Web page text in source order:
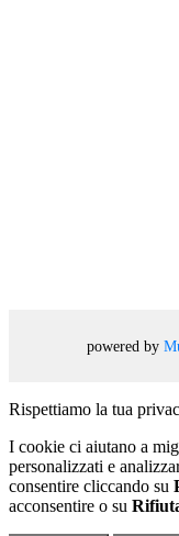
powered by
Rispettiamo la tua
I cookie ci aiutano a
personalizzati e
consentire cliccando su
acconsentire o su